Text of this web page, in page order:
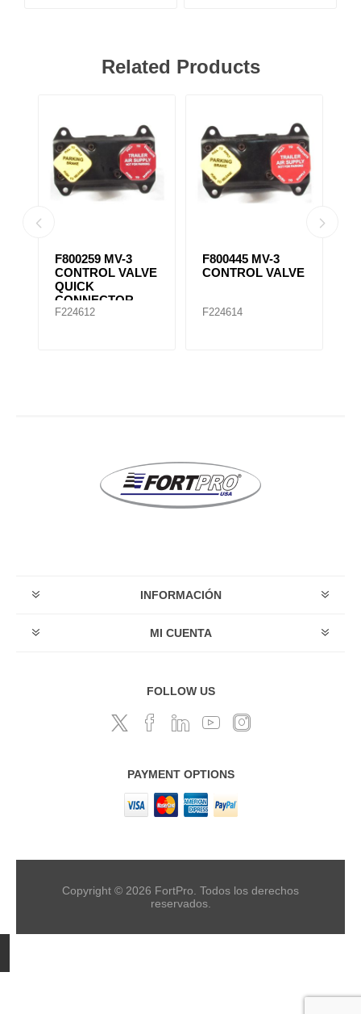
Related Products
F800259 MV-3
CONTROL VALVE
QUICK
CONNECTOR
F224612
F800445 MV-3
CONTROL VALVE
F224614
INFORMACIÓN
MI CUENTA
FOLLOW US
PAYMENT OPTIONS
Copyright © 2026 FortPro. Todos los derechos
reservados.